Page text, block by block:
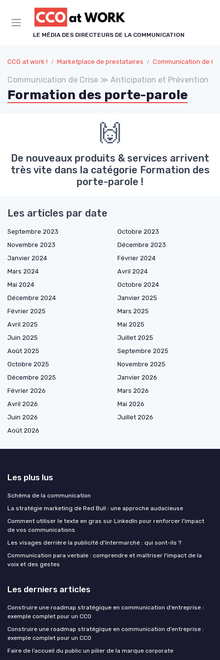
LE MÉDIA DES DIRECTEURS DE LA COMMUNICATION
CCO at work ! Marketplace de prestataires Communication de
Communication de Crise ≫ Anticipation et Prévention
Formation des porte-parole
🙌
De nouveaux produits & services arrivent
très vite dans la catégorie Formation des
porte-parole !
Les articles par date
Septembre 2023
Octobre 2023
Novembre 2023
Décembre 2023
Janvier 2024
Février 2024
Mars 2024
Avril 2024
Mai 2024
Octobre 2024
Décembre 2024
Janvier 2025
Février 2025
Mars 2025
Avril 2025
Mai 2025
Juin 2025
Juillet 2025
Août 2025
Septembre 2025
Octobre 2025
Novembre 2025
Décembre 2025
Janvier 2026
Février 2026
Mars 2026
Avril 2026
Mai 2026
Juin 2026
Juillet 2026
Août 2026
Les plus lus
Schéma de la communication
La stratégie marketing de Red Bull : une approche audacieuse
Comment utiliser le texte en gras sur LinkedIn pour renforcer l'impact
de vos communications
Les visages derrière la publicité d'Intermarché : qui sont-ils ?
Communication para verbale : comprendre et maîtriser l'impact de la
voix et des gestes
Les derniers articles
Construire une roadmap stratégique en communication d’entreprise :
exemple complet pour un CCO
Construire une roadmap stratégique en communication d’entreprise :
exemple complet pour un CCO
Faire de l’accueil du public un pilier de la marque corporate
Panneau de gestion des cookies